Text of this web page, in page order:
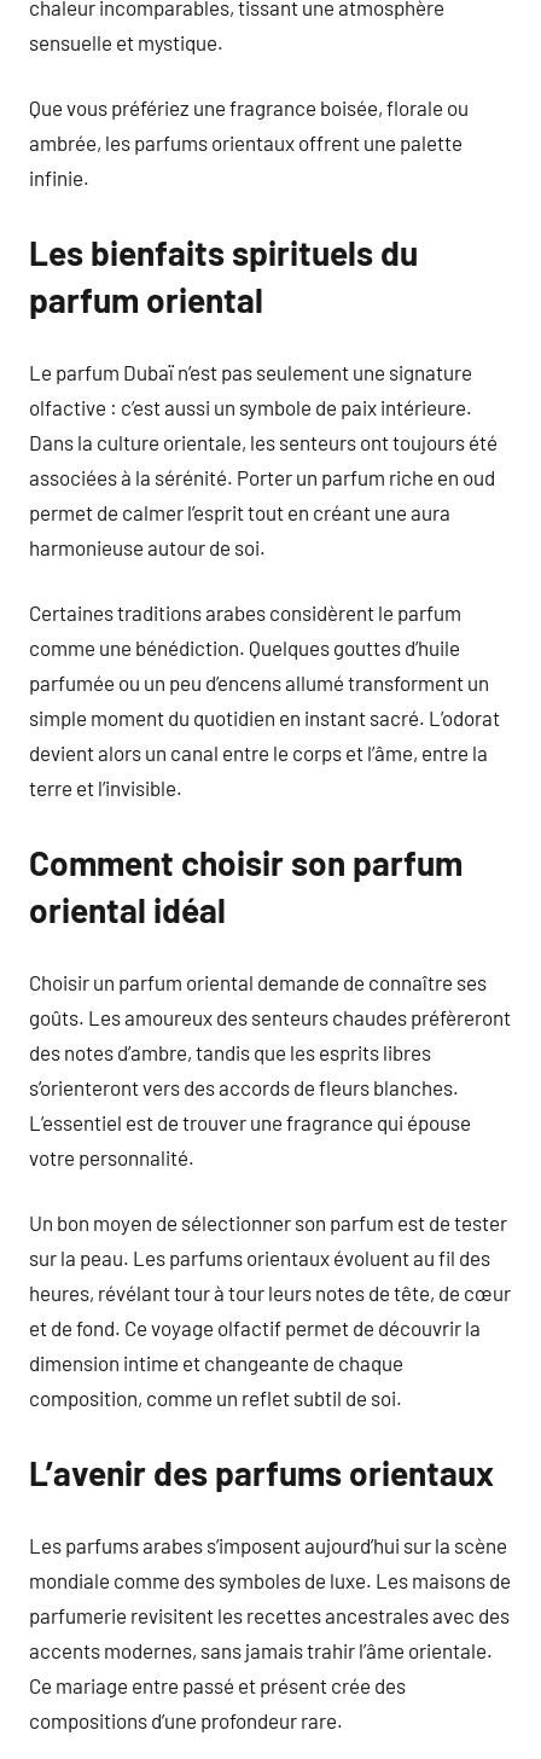
chaleur incomparables, tissant une atmosphère
sensuelle et mystique.
Que vous préfériez une fragrance boisée, florale ou
ambrée, les parfums orientaux offrent une palette
infinie.
Les bienfaits spirituels du
parfum oriental
Le parfum Dubaï n’est pas seulement une signature
olfactive : c’est aussi un symbole de paix intérieure.
Dans la culture orientale, les senteurs ont toujours été
associées à la sérénité. Porter un parfum riche en oud
permet de calmer l’esprit tout en créant une aura
harmonieuse autour de soi.
Certaines traditions arabes considèrent le parfum
comme une bénédiction. Quelques gouttes d’huile
parfumée ou un peu d’encens allumé transforment un
simple moment du quotidien en instant sacré. L’odorat
devient alors un canal entre le corps et l’âme, entre la
terre et l’invisible.
Comment choisir son parfum
oriental idéal
Choisir un parfum oriental demande de connaître ses
goûts. Les amoureux des senteurs chaudes préfèreront
des notes d’ambre, tandis que les esprits libres
s’orienteront vers des accords de fleurs blanches.
L’essentiel est de trouver une fragrance qui épouse
votre personnalité.
Un bon moyen de sélectionner son parfum est de tester
sur la peau. Les parfums orientaux évoluent au fil des
heures, révélant tour à tour leurs notes de tête, de cœur
et de fond. Ce voyage olfactif permet de découvrir la
dimension intime et changeante de chaque
composition, comme un reflet subtil de soi.
L’avenir des parfums orientaux
Les parfums arabes s’imposent aujourd’hui sur la scène
mondiale comme des symboles de luxe. Les maisons de
parfumerie revisitent les recettes ancestrales avec des
accents modernes, sans jamais trahir l’âme orientale.
Ce mariage entre passé et présent crée des
compositions d’une profondeur rare.